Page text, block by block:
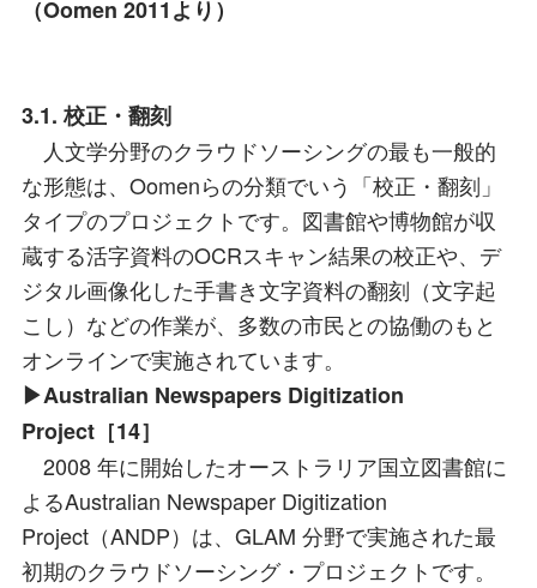
（Oomen 2011より）
3.1. 校正・翻刻
人文学分野のクラウドソーシングの最も一般的
な形態は、Oomenらの分類でいう「校正・翻刻」
タイプのプロジェクトです。図書館や博物館が収
蔵する活字資料のOCRスキャン結果の校正や、デ
ジタル画像化した手書き文字資料の翻刻（文字起
こし）などの作業が、多数の市民との協働のもと
オンラインで実施されています。
▶Australian Newspapers Digitization
Project［14］
2008 年に開始したオーストラリア国立図書館に
よるAustralian Newspaper Digitization
Project（ANDP）は、GLAM 分野で実施された最
初期のクラウドソーシング・プロジェクトです。